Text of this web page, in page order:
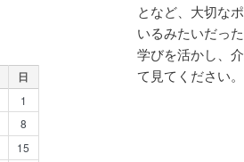
となど、 大切な
いるみたいだった
学びを活かし、
て見てください。
日
1
8
15